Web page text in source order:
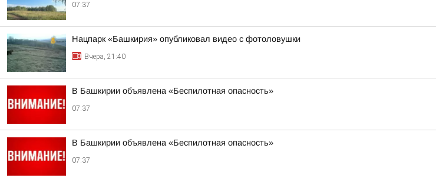
07:37
Нацпарк «Башкирия» опубликовал видео с фотоловушки
Вчера, 21:40
В Башкирии объявлена «Беспилотная опасность»
07:37
В Башкирии объявлена «Беспилотная опасность»
07:37